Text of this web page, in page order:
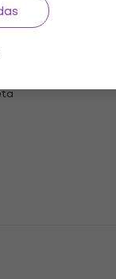
lançamento